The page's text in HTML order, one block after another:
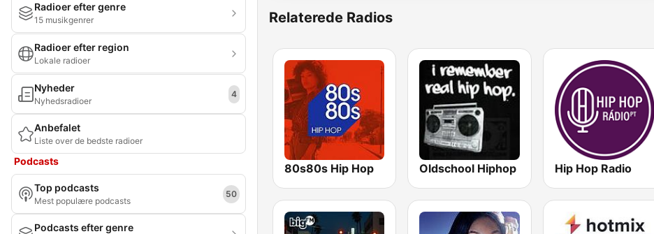
Radioer efter genre
15 musikgenrer
Radioer efter region
Lokale radioer
Nyheder
Nyhedsradioer
4
Anbefalet
Liste over de bedste radioer
Podcasts
Top podcasts
Mest populære podcasts
50
Podcasts efter genre
Relaterede Radios
80s80s Hip Hop Oldschool Hiphop Hip Hop Radio